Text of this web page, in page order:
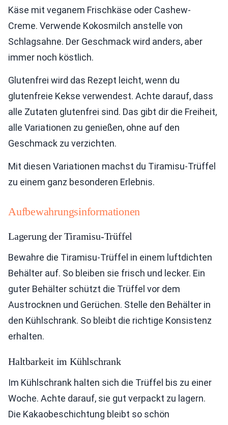
Käse mit veganem Frischkäse oder Cashew-
Creme. Verwende Kokosmilch anstelle von
Schlagsahne. Der Geschmack wird anders, aber
immer noch köstlich.
Glutenfrei wird das Rezept leicht, wenn du
glutenfreie Kekse verwendest. Achte darauf, dass
alle Zutaten glutenfrei sind. Das gibt dir die Freiheit,
alle Variationen zu genießen, ohne auf den
Geschmack zu verzichten.
Mit diesen Variationen machst du Tiramisu-Trüffel
zu einem ganz besonderen Erlebnis.
Aufbewahrungsinformationen
Lagerung der Tiramisu-Trüffel
Bewahre die Tiramisu-Trüffel in einem luftdichten
Behälter auf. So bleiben sie frisch und lecker. Ein
guter Behälter schützt die Trüffel vor dem
Austrocknen und Gerüchen. Stelle den Behälter in
den Kühlschrank. So bleibt die richtige Konsistenz
erhalten.
Haltbarkeit im Kühlschrank
Im Kühlschrank halten sich die Trüffel bis zu einer
Woche. Achte darauf, sie gut verpackt zu lagern.
Die Kakaobeschichtung bleibt so schön